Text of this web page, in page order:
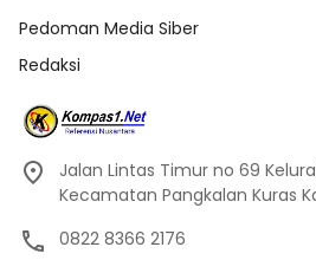
Pedoman Media Siber
Redaksi
Jalan Lintas Timur no 69
Kecamatan Pangkalan Kuras
0822 8366 2176